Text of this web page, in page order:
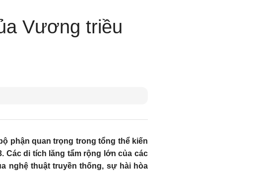
Vương triều
phận quan trọng trong tổng thể kiến
Các di tích lăng tẩm rộng lớn của các
nghệ thuật truyền thống, sự hài hòa